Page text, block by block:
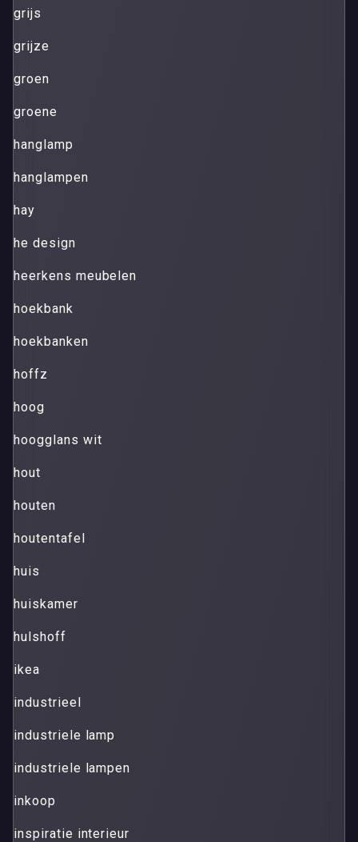
grijs
grijze
groen
groene
hanglamp
hanglampen
hay
he design
heerkens meubelen
hoekbank
hoekbanken
hoffz
hoog
hoogglans wit
hout
houten
houtentafel
huis
huiskamer
hulshoff
ikea
industrieel
industriele lamp
industriele lampen
inkoop
inspiratie interieur